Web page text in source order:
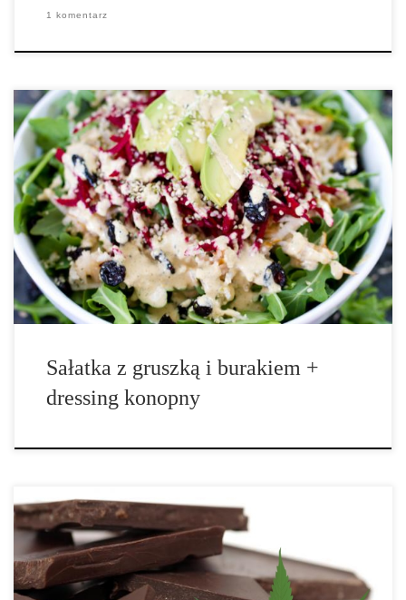
1 komentarz
Składniki na sałatkę: opakowanie rukoli 1 pokrojona gruszka 1
pokrojony burak 1/4 szklanki suszonej żurawiny pół pokrojonego
awokado 1/4 szklanki łuskanych nasion konopi gorgonzola (do
posypania) Składniki na dressing: 1/4 szklanki + 1 łyżka łuskanych
nasion konopi 1/4 szklanki oliwy […]
Sałatka z gruszką i burakiem +
dressing konopny
Składniki: • szklanka masła kakaowego • 1/4 szklanki posiekanych
orzechów • 1 szklanka kakao w proszku • 1/2 szklanki miodu • 1